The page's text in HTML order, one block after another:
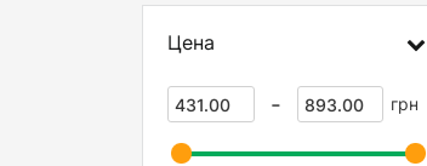
Цена
- грн